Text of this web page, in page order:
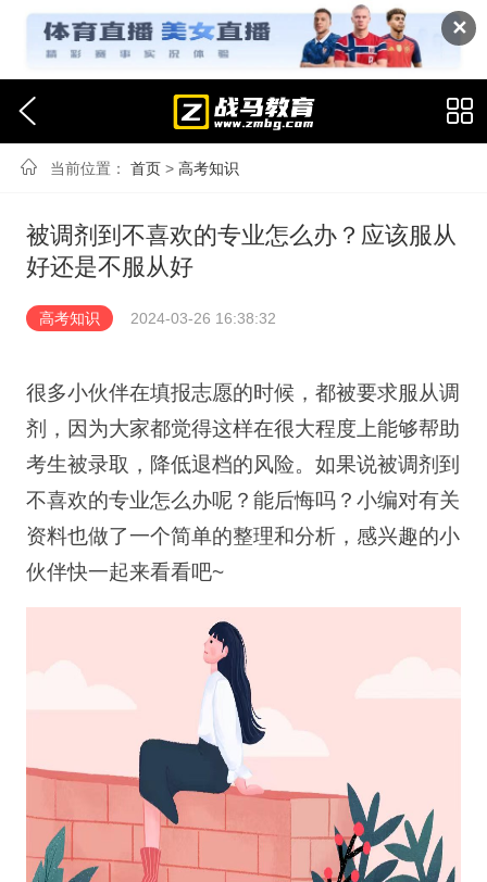
✕
当前位置：首页 >高考知识
被调剂到不喜欢的专业怎么办？应该服从
好还是不服从好
高考知识 2024-03-26 16:38:32
很多小伙伴在填报志愿的时候，都被要求服从调
剂，因为大家都觉得这样在很大程度上能够帮助
考生被录取，降低退档的风险。如果说被调剂到
不喜欢的专业怎么办呢？能后悔吗？小编对有关
资料也做了一个简单的整理和分析，感兴趣的小
伙伴快一起来看看吧~